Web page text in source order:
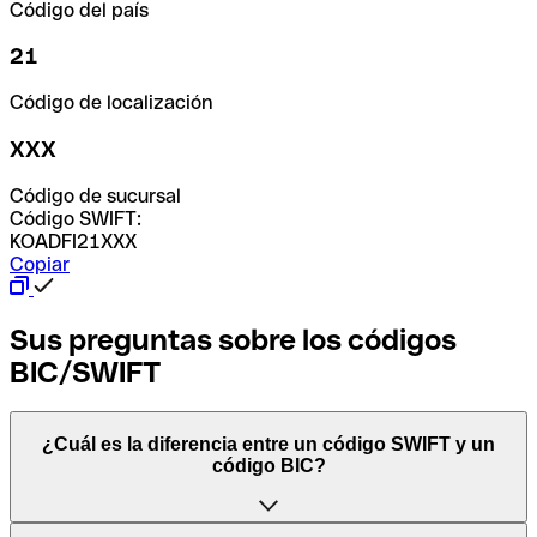
Código del país
21
Código de localización
XXX
Código de sucursal
Código SWIFT:
KOADFI21XXX
Copiar
Sus preguntas sobre los códigos
BIC/SWIFT
¿Cuál es la diferencia entre un código SWIFT y un
código BIC?